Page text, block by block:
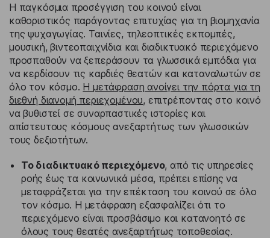
Η παγκόσμια προσέγγιση του κοινού είναι
καθοριστικός παράγοντας επιτυχίας για τη βιομηχανία
της ψυχαγωγίας. Ταινίες, τηλεοπτικές εκπομπές,
μουσική, βιντεοπαιχνίδια και διαδικτυακό περιεχόμενο
προσπαθούν να ξεπεράσουν τα γλωσσικά εμπόδια για
να κερδίσουν τις καρδιές θεατών και καταναλωτών σε
όλο τον κόσμο. Η μετάφραση ανοίγει την πόρτα για τη
διεθνή διανομή περιεχομένου, επιτρέποντας στο κοινό
να βυθιστεί σε συναρπαστικές ιστορίες και
απίστευτους κόσμους ανεξαρτήτως των γλωσσικών
τους δεξιοτήτων.
Το διαδικτυακό περιεχόμενο, από τις υπηρεσίες
ροής έως τα κοινωνικά μέσα, πρέπει επίσης να
μεταφράζεται για την επέκταση του κοινού σε όλο
τον κόσμο. Η μετάφραση εξασφαλίζει ότι το
περιεχόμενο είναι προσβάσιμο και κατανοητό σε
όλους τους θεατές ανεξαρτήτως τοποθεσίας.